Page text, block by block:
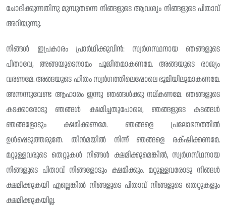
ചോദിക്കുന്നതിനു മുമ്പുതന്നെ നിങ്ങളുടെ ആവശ്യം നിങ്ങളുടെ പിതാവ്
അറിയുന്നു.
നിങ്ങൾ ഇപ്രകാരം പ്രാർഥിക്കുവിൻ: സ്വർഗസ്ഥനായ ഞങ്ങളുടെ
പിതാവേ, അങ്ങയുടെനാമം പൂജിതമാകണമേ. അങ്ങയുടെ രാജ്യം
വരണമേ. അങ്ങയുടെ ഹിതം സ്വർഗത്തിലെപ്പോലെ ഭൂമിയിലുമാകണമേ.
അന്നന്നുവേണ്ട ആഹാരം ഇന്നു ഞങ്ങൾക്കു നല്കണമേ. ഞങ്ങളുടെ
കടക്കാരോടു ഞങ്ങൾ ക്ഷമിച്ചതുപോലെ, ഞങ്ങളുടെ കടങ്ങൾ
ഞങ്ങളോടും ക്ഷമിക്കണമേ. ഞങ്ങളെ പ്രലോഭനത്തിൽ
ഉൾപ്പെടുത്തരുതേ. തിൻമയിൽ നിന്ന് ഞങ്ങളെ രക്‌ഷിക്കണമേ.
മറ്റുള്ളവരുടെ തെറ്റുകൾ നിങ്ങൾ ക്ഷമിക്കുമെങ്കിൽ, സ്വർഗസ്‌ഥനായ
നിങ്ങളുടെ പിതാവ് നിങ്ങളോടും ക്ഷമിക്കും. മറ്റുള്ളവരോടു നിങ്ങൾ
ക്ഷമിക്കുകയി എല്ലെങ്കിൽ നിങ്ങളുടെ പിതാവ് നിങ്ങളുടെ തെറ്റുകളും
ക്ഷമിക്കുകയില്ല.